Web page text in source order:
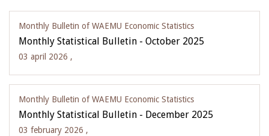
Monthly Bulletin of WAEMU Economic Statistics
Monthly Statistical Bulletin - October 2025
03 april 2026 ,
Monthly Bulletin of WAEMU Economic Statistics
Monthly Statistical Bulletin - December 2025
03 february 2026 ,